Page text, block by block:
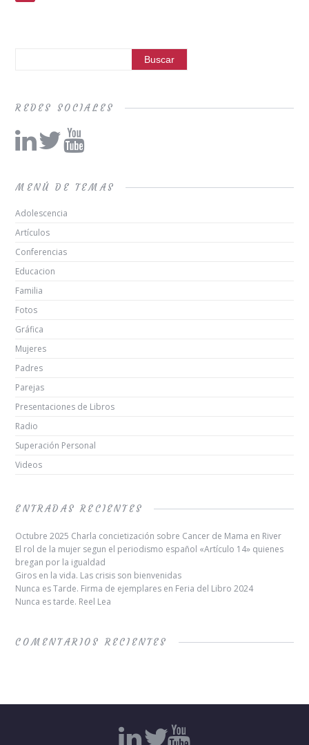
REDES SOCIALES
MENÚ DE TEMAS
Adolescencia
Artículos
Conferencias
Educacion
Familia
Fotos
Gráfica
Mujeres
Padres
Parejas
Presentaciones de Libros
Radio
Superación Personal
Videos
ENTRADAS RECIENTES
Octubre 2025 Charla concietización sobre Cancer de Mama en River
El rol de la mujer segun el periodismo español «Artículo 14» quienes
bregan por la igualdad
Giros en la vida. Las crisis son bienvenidas
Nunca es Tarde. Firma de ejemplares en Feria del Libro 2024
Nunca es tarde. Reel Lea
COMENTARIOS RECIENTES